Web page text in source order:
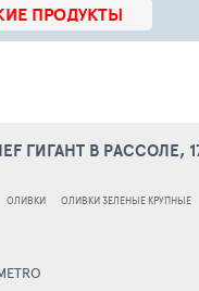
ПРОДУКТЫ
ГИГАНТ В РАССОЛЕ,
ОЛИВКИ ОЛИВКИ ЗЕЛЕНЫЕ КРУПНЫЕ